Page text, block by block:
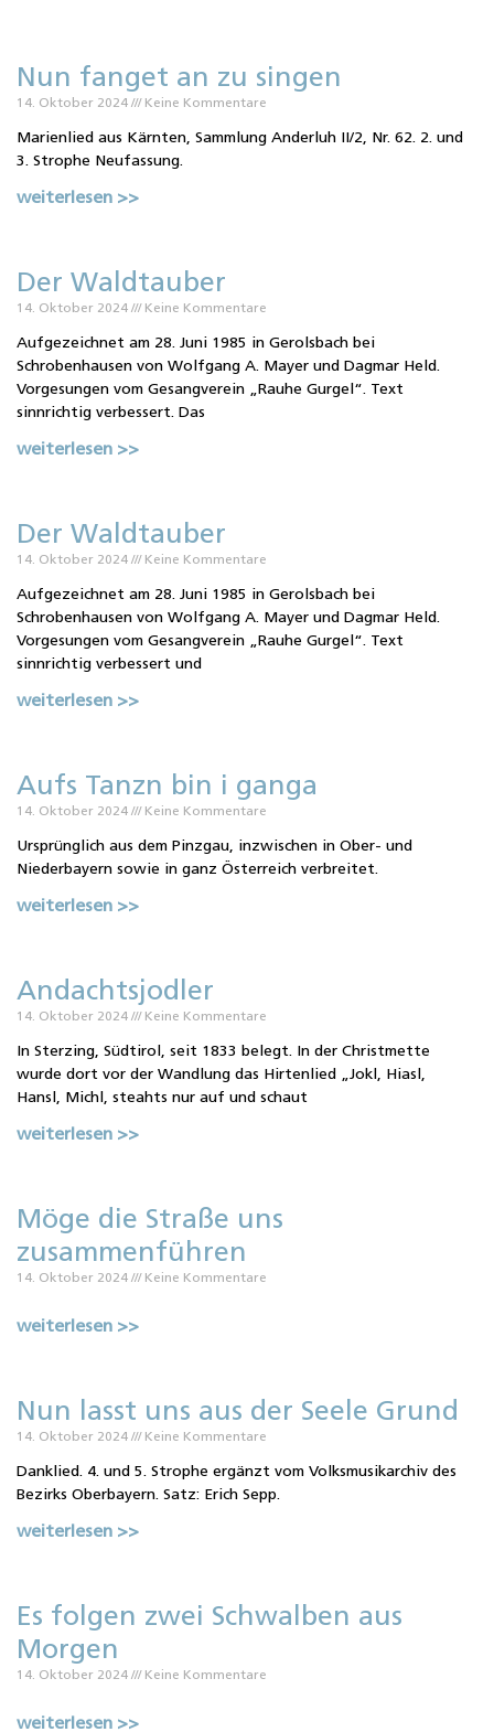
Nun fanget an zu singen
14. Oktober 2024 Keine Kommentare
Marienlied aus Kärnten, Sammlung Anderluh II/2, Nr. 62. 2. und
3. Strophe Neufassung.
weiterlesen >>
Der Waldtauber
14. Oktober 2024 Keine Kommentare
Aufgezeichnet am 28. Juni 1985 in Gerolsbach bei
Schrobenhausen von Wolfgang A. Mayer und Dagmar Held.
Vorgesungen vom Gesangverein „Rauhe Gurgel“. Text
sinnrichtig verbessert. Das
weiterlesen >>
Der Waldtauber
14. Oktober 2024 Keine Kommentare
Aufgezeichnet am 28. Juni 1985 in Gerolsbach bei
Schrobenhausen von Wolfgang A. Mayer und Dagmar Held.
Vorgesungen vom Gesangverein „Rauhe Gurgel“. Text
sinnrichtig verbessert und
weiterlesen >>
Aufs Tanzn bin i ganga
14. Oktober 2024 Keine Kommentare
Ursprünglich aus dem Pinzgau, inzwischen in Ober- und
Niederbayern sowie in ganz Österreich verbreitet.
weiterlesen >>
Andachtsjodler
14. Oktober 2024 Keine Kommentare
In Sterzing, Südtirol, seit 1833 belegt. In der Christmette
wurde dort vor der Wandlung das Hirtenlied „Jokl, Hiasl,
Hansl, Michl, steahts nur auf und schaut
weiterlesen >>
Möge die Straße uns
zusammenführen
14. Oktober 2024 Keine Kommentare
weiterlesen >>
Nun lasst uns aus der Seele Grund
14. Oktober 2024 Keine Kommentare
Danklied. 4. und 5. Strophe ergänzt vom Volksmusikarchiv des
Bezirks Oberbayern. Satz: Erich Sepp.
weiterlesen >>
Es folgen zwei Schwalben aus
Morgen
14. Oktober 2024 Keine Kommentare
weiterlesen >>